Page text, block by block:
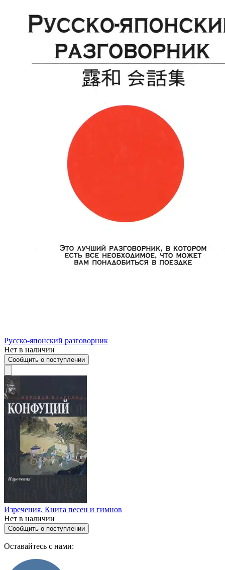
Русско-японский разговорник
Нет в наличии
Сообщить о поступлении
Изречения. Книга песен и гимнов
Нет в наличии
Сообщить о поступлении
Оставайтесь с нами: